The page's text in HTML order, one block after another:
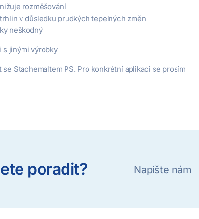
rozměšování
v důsledku prudkých tepelných změn
neškodný
s jinými výrobky
Stachemaltem PS. Pro konkrétní aplikaci se prosím
poradit? Napište nám